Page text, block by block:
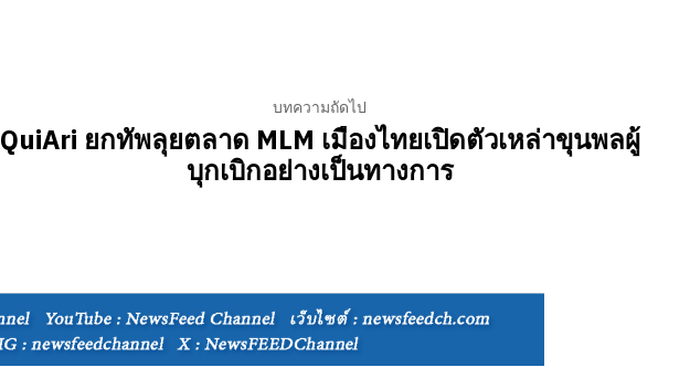
บทความถัดไป
QuiAri ยกทัพลุยตลาด MLM เมืองไทยเปิดตัวเหล่าขุนพลผู้
บุกเบิกอย่างเป็นทางการ